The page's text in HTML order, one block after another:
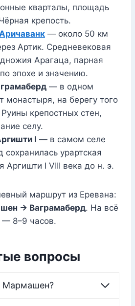
кварталы, площадь
крепость.
— около 50 км
Артик. Средневековая
Арагаца, парная
эпохе и значению.
— в одном
монастыря, на берегу того
крепостных стен,
селу.
I — в самом селе
сохранилась урартская
Аргишти I VIII века до н. э.
маршрут из Еревана:
→ Ваграмаберд. На всё
— 8–9 часов.
вопросы
Мармашен?